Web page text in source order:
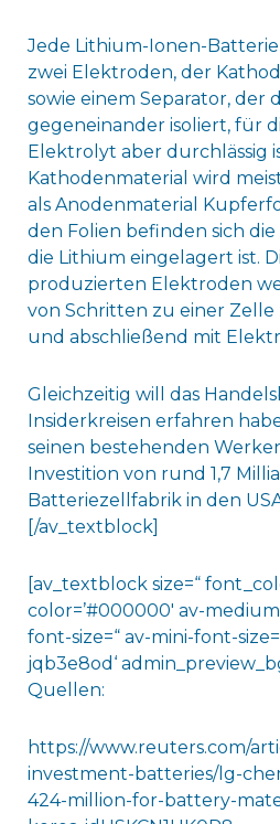
Jede Lithium-Ionen-
zwei Elektroden, der
sowie einem Separator, der
gegeneinander isoliert, für
Elektrolyt aber durchlässig
Kathodenmaterial wird
als Anodenmaterial
den Folien befinden sich
die Lithium eingelagert ist.
produzierten Elektroden
von Schritten zu einer
und abschließend mit
Gleichzeitig will das
Insiderkreisen erfahren
seinen bestehenden
Investition von rund 1,7
Batteriezellfabrik in den
[/av_textblock]
[av_textblock size=“
color=’#000000′ av-
font-size=“ av-mini-font-
jqb3e8od‘
Quellen:
https://www.reuters.com/
investment-batteries/lg-
424-million-for-battery-